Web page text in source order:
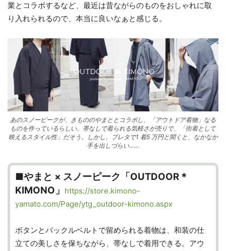
業とコラボするなど、最近は昔ながらのものをおしゃれに取
り入れられるので、本当に良いなぁと感じる。
あのスノーピークが、きもののやまととコラボし、「アウトドア着物」なる
ものを作っているらしい。帯なしで着られる気軽さが売りで、「街着として
映えるスタイル性」だそう。しかし、プレタで1 着5 万円と聞くと、なかなか
手を出しづらい……
■やまと × スノーピーク「OUTDOOR＊
KIMONO」 https://store.kimono-
yamato.com/Page/ytg_outdoor-kimono.aspx
ボタンとバックルベルトで留められる着物は、和装の仕
立ての美しさを保ちながら、帯なしで着用できる。アウ